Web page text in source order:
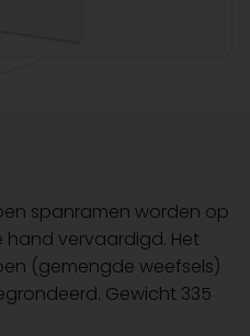
spanramen worden op
vervaardigd. Het
(gemengde weefsels)
Gewicht 335